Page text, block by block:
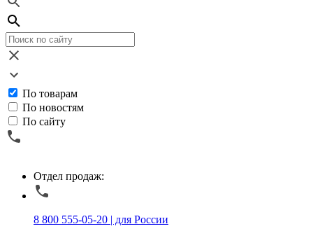
По товарам
По новостям
По сайту
Отдел продаж:
8 800 555-05-20 | для России